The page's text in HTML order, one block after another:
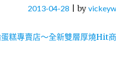
2013-04-28 |by